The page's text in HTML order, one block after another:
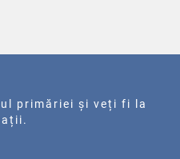
primăriei și veți fi la